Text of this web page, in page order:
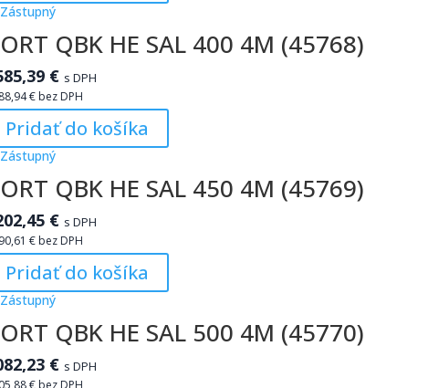
QBK HE SAL 400 4M (45768)
€ s DPH
€bez DPH
Pridať do košíka
QBK HE SAL 450 4M (45769)
€ s DPH
€bez DPH
Pridať do košíka
QBK HE SAL 500 4M (45770)
€ s DPH